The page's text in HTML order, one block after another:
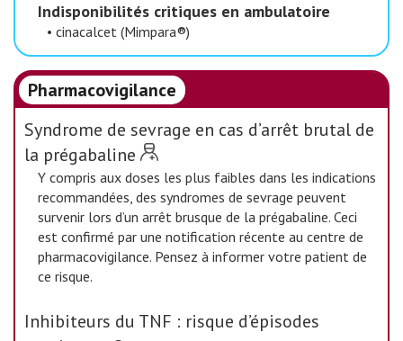
​Indisponibilités critiques en ambulatoire
• cinacalcet (Mimpara®)
Pharmacovigilance
Syndrome de sevrage en cas d’arrêt brutal de
la prégabaline
Y compris aux doses les plus faibles dans les indications
recommandées, des syndromes de sevrage peuvent
survenir lors d’un arrêt brusque de la prégabaline. Ceci
est confirmé par une notification récente au centre de
pharmacovigilance. Pensez à informer votre patient de
ce risque.
Inhibiteurs du TNF : risque d’épisodes